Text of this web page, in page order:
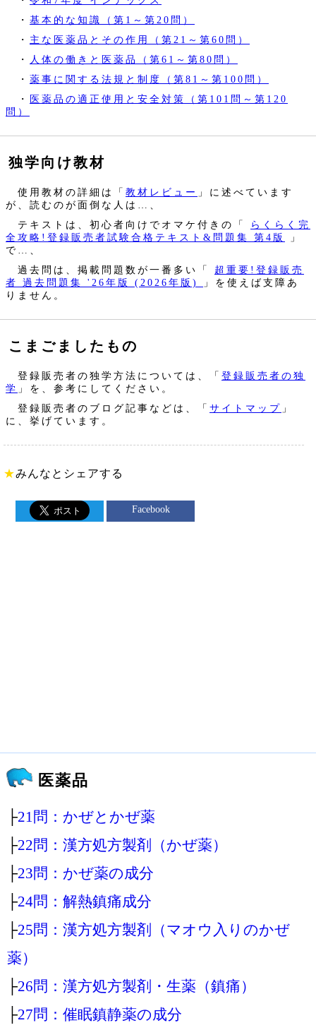
・ 基本的な知識（第1～第20問）
・ 主な医薬品とその作用（第21～第60問）
・
人体の働きと医薬品（第61～第80問）
・ 薬事に関する法規と制度（第81～第100問）
・
医薬品の適正使用と安全対策（第101問～第120
問）
独学向け教材
使用教材の詳細は「 教材レビュー 」に述べています
が、読むのが面倒な人は…、
テキストは、初心者向けでオマケ付きの「
らくらく完
全攻略!登録販売者試験合格テキスト&問題集 第4版
」
で…、
過去問は、掲載問題数が一番多い「
超重要!登録販売
者 過去問題集 '26年版 (2026年版)
」を使えば支障あ
りません。
こまごましたもの
登録販売者の独学方法については、「 登録販売者の独
学 」を、参考にしてください。
登録販売者のブログ記事などは、「 サイトマップ 」
に、挙げています。
★みんなとシェアする
Facebook
医薬品
├21問：かぜとかぜ薬
├22問：漢方処方製剤（かぜ薬）
├23問：かぜ薬の成分
├24問：解熱鎮痛成分
├25問：漢方処方製剤（マオウ入りのかぜ
薬）
├26問：漢方処方製剤・生薬（鎮痛）
├27問：催眠鎮静薬の成分